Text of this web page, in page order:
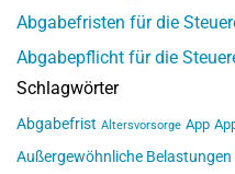
Abgabefristen für die
Abgabepflicht für die
Schlagwörter
Abgabefrist Altersvorsorge App
Außergewöhnliche Belastungen